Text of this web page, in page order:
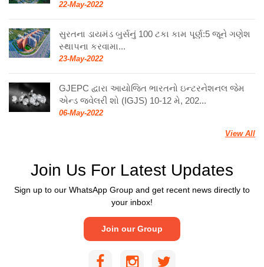
22-May-2022
સુરતના ડાયમંડ બુર્સનું 100 ટકા કામ પૂર્ણ:5 જૂને ગણેશ
સ્થાપના કરવામા...
23-May-2022
GJEPC દ્વારા આયોજિત ભારતનો ઇન્ટરનેશનલ જેમ
એન્ડ જ્વેલરી શો (IGJS) 10-12 મે, 202...
06-May-2022
View All
Join Us For Latest Updates
Sign up to our WhatsApp Group and get recent news directly to
your inbox!
Join our Group